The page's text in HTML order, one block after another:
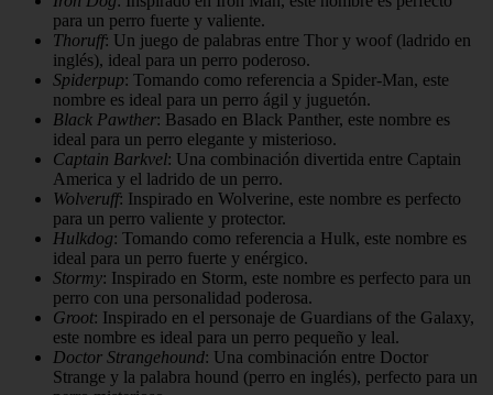
para un perro fuerte y valiente.
Thoruff: Un juego de palabras entre Thor y woof (ladrido en
inglés), ideal para un perro poderoso.
Spiderpup: Tomando como referencia a Spider-Man, este
nombre es ideal para un perro ágil y juguetón.
Black Pawther: Basado en Black Panther, este nombre es
ideal para un perro elegante y misterioso.
Captain Barkvel: Una combinación divertida entre Captain
America y el ladrido de un perro.
Wolveruff: Inspirado en Wolverine, este nombre es perfecto
para un perro valiente y protector.
Hulkdog: Tomando como referencia a Hulk, este nombre es
ideal para un perro fuerte y enérgico.
Stormy: Inspirado en Storm, este nombre es perfecto para un
perro con una personalidad poderosa.
Groot: Inspirado en el personaje de Guardians of the Galaxy,
este nombre es ideal para un perro pequeño y leal.
Doctor Strangehound: Una combinación entre Doctor
Strange y la palabra hound (perro en inglés), perfecto para un